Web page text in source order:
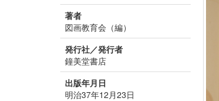
著者
図画教育会（編）
発行社／発行者
鐘美堂書店
出版年月日
明治37年12月23日